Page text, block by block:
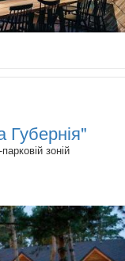
Губернія"
зоній